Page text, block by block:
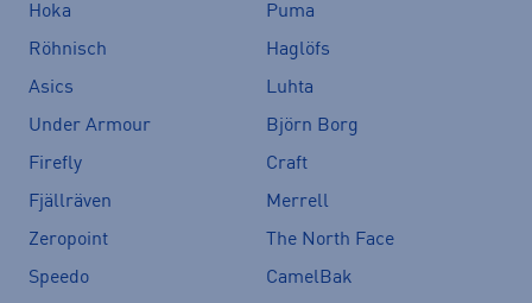
Hoka
Puma
Röhnisch
Haglöfs
Asics
Luhta
Under Armour
Björn Borg
Firefly
Craft
Fjällräven
Merrell
Zeropoint
The North Face
Speedo
CamelBak